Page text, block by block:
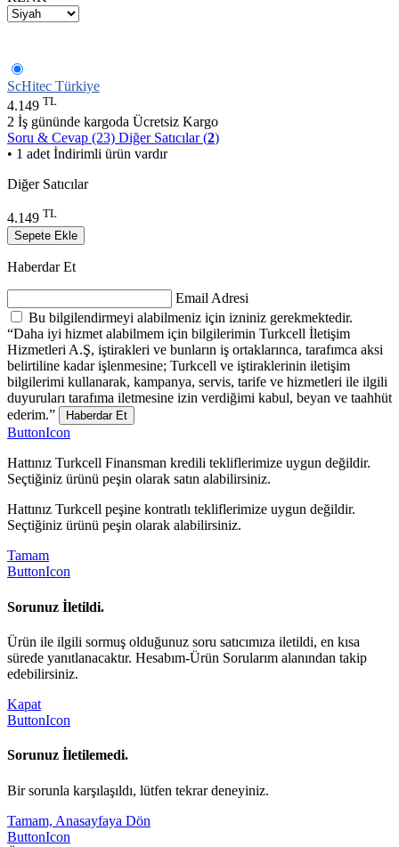
ScHitec Türkiye
4.149 TL
2 İş gününde kargoda Ücretsiz Kargo
Soru & Cevap (23) Diğer Satıcılar (2)
• 1 adet İndirimli ürün vardır
Diğer Satıcılar
4.149 TL
Sepete Ekle
Haberdar Et
Email Adresi
Bu bilgilendirmeyi alabilmeniz için izniniz gerekmektedir.
“Daha iyi hizmet alabilmem için bilgilerimin Turkcell İletişim
Hizmetleri A.Ş, iştirakleri ve bunların iş ortaklarınca, tarafımca aksi
belirtiline kadar işlenmesine; Turkcell ve iştiraklerinin iletişim
bilgilerimi kullanarak, kampanya, servis, tarife ve hizmetleri ile ilgili
duyuruları tarafıma iletmesine izin verdiğimi kabul, beyan ve taahhüt
ederim.”
Haberdar Et
ButtonIcon
Hattınız Turkcell Finansman kredili tekliflerimize uygun değildir.
Seçtiğiniz ürünü peşin olarak satın alabilirsiniz.
Hattınız Turkcell peşine kontratlı tekliflerimize uygun değildir.
Seçtiğiniz ürünü peşin olarak alabilirsiniz.
Tamam
ButtonIcon
Sorunuz İletildi.
Ürün ile ilgili sormuş olduğunuz soru satıcımıza iletildi, en kısa
sürede yanıtlanacaktır. Hesabım-Ürün Sorularım alanından takip
edebilirsiniz.
Kapat
ButtonIcon
Sorunuz İletilemedi.
Bir sorunla karşılaşıldı, lütfen tekrar deneyiniz.
Tamam, Anasayfaya Dön
ButtonIcon